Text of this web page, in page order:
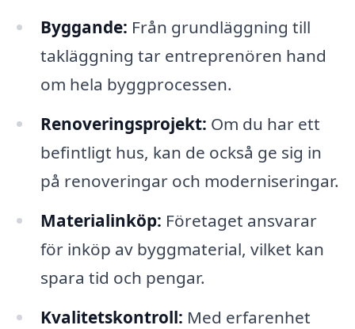
Byggande: Från grundläggning till
takläggning tar entreprenören hand
om hela byggprocessen.
Renoveringsprojekt: Om du har ett
befintligt hus, kan de också ge sig in
på renoveringar och moderniseringar.
Materialinköp: Företaget ansvarar
för inköp av byggmaterial, vilket kan
spara tid och pengar.
Kvalitetskontroll: Med erfarenhet